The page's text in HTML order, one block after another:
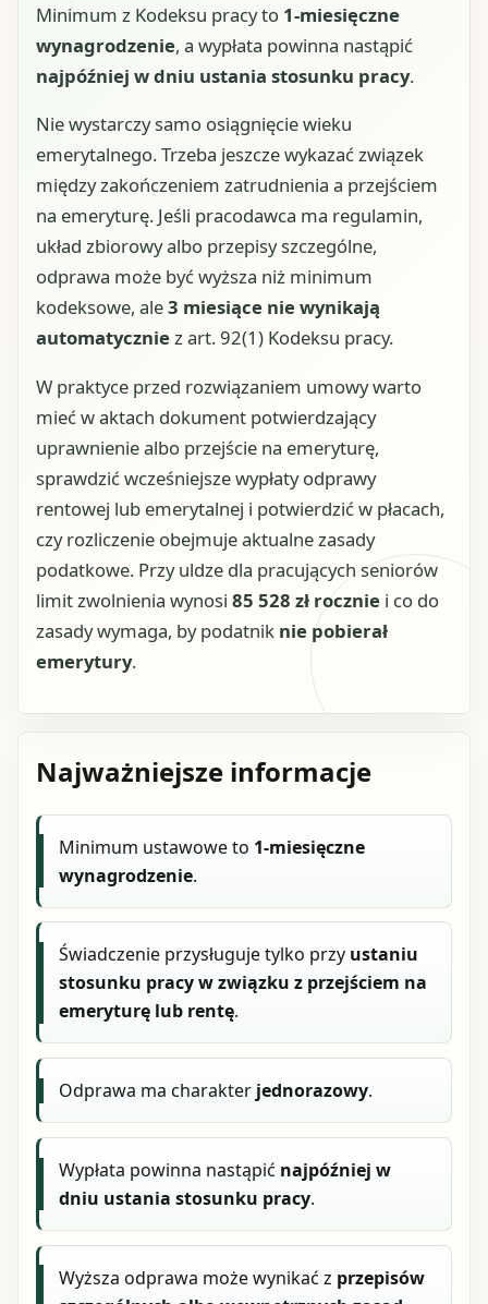
Minimum z Kodeksu pracy to 1-miesięczne
wynagrodzenie, a wypłata powinna nastąpić
najpóźniej w dniu ustania stosunku pracy.
Nie wystarczy samo osiągnięcie wieku
emerytalnego. Trzeba jeszcze wykazać związek
między zakończeniem zatrudnienia a przejściem
na emeryturę. Jeśli pracodawca ma regulamin,
układ zbiorowy albo przepisy szczególne,
odprawa może być wyższa niż minimum
kodeksowe, ale3 miesiące nie wynikają
automatycznie z art. 92(1) Kodeksu pracy.
W praktyce przed rozwiązaniem umowy warto
mieć w aktach dokument potwierdzający
uprawnienie albo przejście na emeryturę,
sprawdzić wcześniejsze wypłaty odprawy
rentowej lub emerytalnej i potwierdzić w płacach,
czy rozliczenie obejmuje aktualne zasady
podatkowe. Przy uldze dla pracujących seniorów
limit zwolnienia wynosi 85 528 zł rocznie i co do
zasady wymaga, by podatnik nie pobierał
emerytury.
Najważniejsze informacje
Minimum ustawowe to 1-miesięczne
wynagrodzenie.
Świadczenie przysługuje tylko przy ustaniu
stosunku pracy w związku z przejściem na
emeryturę lub rentę.
Odprawa ma charakter jednorazowy.
Wypłata powinna nastąpić najpóźniej w
dniu ustania stosunku pracy.
Wyższa odprawa może wynikać z przepisów